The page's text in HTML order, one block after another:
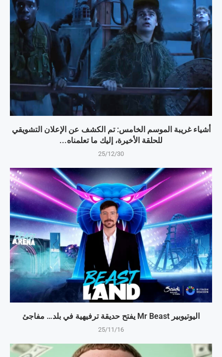
أشياء غريبة الموسم الخامس: تم الكشف عن الإعلان التشويقي
للحلقة الأخيرة، إليك ما تعلمناه...
25/12/30
اليوتيوبير Mr Beast يفتح حديقة ترفيهية في بلد… مفاجئ
25/11/16